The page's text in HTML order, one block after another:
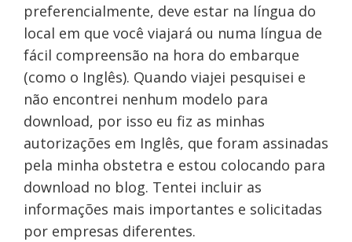
preferencialmente, deve estar na língua do
local em que você viajará ou numa língua de
fácil compreensão na hora do embarque
(como o Inglês). Quando viajei pesquisei e
não encontrei nenhum modelo para
download, por isso eu fiz as minhas
autorizações em Inglês, que foram assinadas
pela minha obstetra e estou colocando para
download no blog. Tentei incluir as
informações mais importantes e solicitadas
por empresas diferentes.